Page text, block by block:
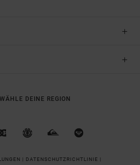
WÄHLE DEINE REGION
|
DATENSCHUTZRICHTLINIE |